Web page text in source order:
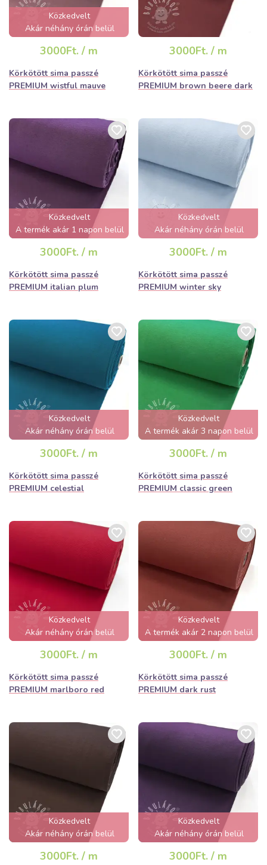
Közkedvelt
Akár néhány órán belül
elfogyhat!
3000Ft. / m
Körkötött sima passzé
PREMIUM wistful mauve
3000Ft. / m
Körkötött sima passzé
PREMIUM brown beere dark
Közkedvelt
A termék akár 1 napon belül
elfogyhat!
3000Ft. / m
Körkötött sima passzé
PREMIUM italian plum
Közkedvelt
Akár néhány órán belül
elfogyhat!
3000Ft. / m
Körkötött sima passzé
PREMIUM winter sky
Közkedvelt
Akár néhány órán belül
elfogyhat!
3000Ft. / m
Körkötött sima passzé
PREMIUM celestial
Közkedvelt
A termék akár 3 napon belül
elfogyhat!
3000Ft. / m
Körkötött sima passzé
PREMIUM classic green
Közkedvelt
Akár néhány órán belül
elfogyhat!
3000Ft. / m
Körkötött sima passzé
PREMIUM marlboro red
Közkedvelt
A termék akár 2 napon belül
elfogyhat!
3000Ft. / m
Körkötött sima passzé
PREMIUM dark rust
Közkedvelt
Akár néhány órán belül
elfogyhat!
3000Ft. / m
Közkedvelt
Akár néhány órán belül
elfogyhat!
3000Ft. / m